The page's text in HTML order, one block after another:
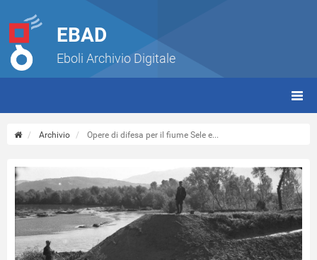
EBAD
Eboli Archivio Digitale
Archivio Opere di difesa per il fiume Sele e...